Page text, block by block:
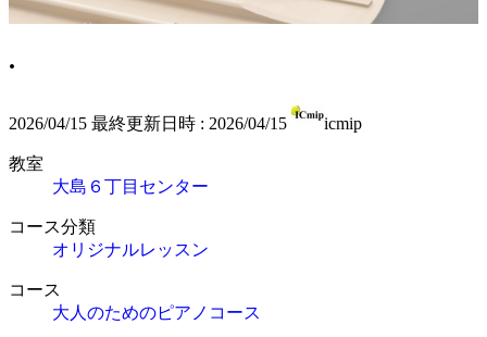
.
2026/04/15 最終更新日時 : 2026/04/15 icmip
教室
大島６丁目センター
コース分類
オリジナルレッスン
コース
大人のためのピアノコース